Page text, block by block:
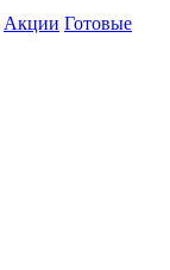
Акции Готовые